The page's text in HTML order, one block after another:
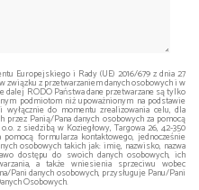
Europejskiego i Rady (UE) 2016/679 z dnia 27
związku z przetwarzaniem danych osobowych i w
dalej RODO Państwa dane przetwarzane są tylko
podmiotom niż upoważnionym na podstawie
do momentu zrealizowania celu, dla
Panią/Pana danych osobowych za pomocą
z siedzibą w Koziegłowy, Targowa 26, 42-350
formularza kontaktowego, jednocześnie
osobowych takich jak: imię, nazwisko, nazwa
dostępu do swoich danych osobowych, ich
a także wniesienia sprzeciwu wobec
Pani danych osobowych, przysługuje Panu/Pani
Osobowych.